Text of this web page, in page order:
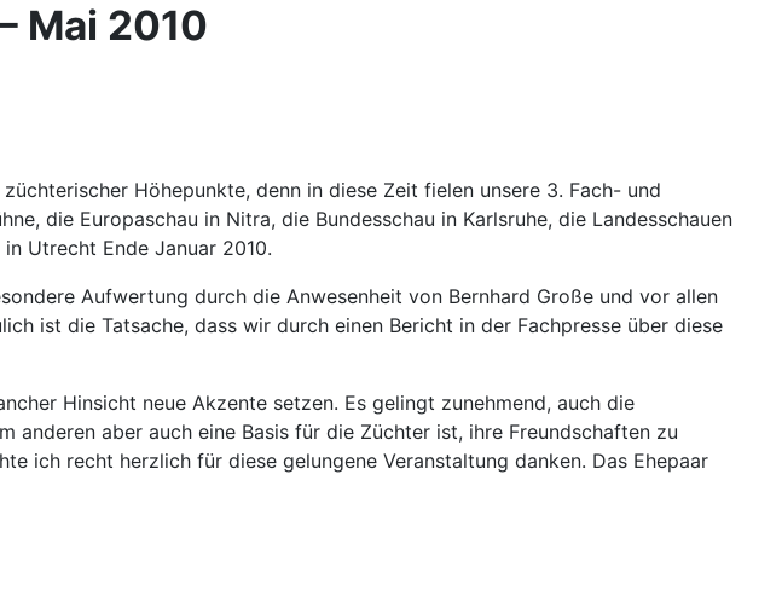
Mai 2010
Höhepunkte, denn in diese Zeit fielen unsere 3. Fach- und
die Europaschau in Nitra, die Bundesschau in Karlsruhe, die Landesschauen
Utrecht Ende Januar 2010.
Aufwertung durch die Anwesenheit von Bernhard Große und vor allen
ist die Tatsache, dass wir durch einen Bericht in der Fachpresse über diese
Hinsicht neue Akzente setzen. Es gelingt zunehmend, auch die
aber auch eine Basis für die Züchter ist, ihre Freundschaften zu
ich recht herzlich für diese gelungene Veranstaltung danken. Das Ehepaar